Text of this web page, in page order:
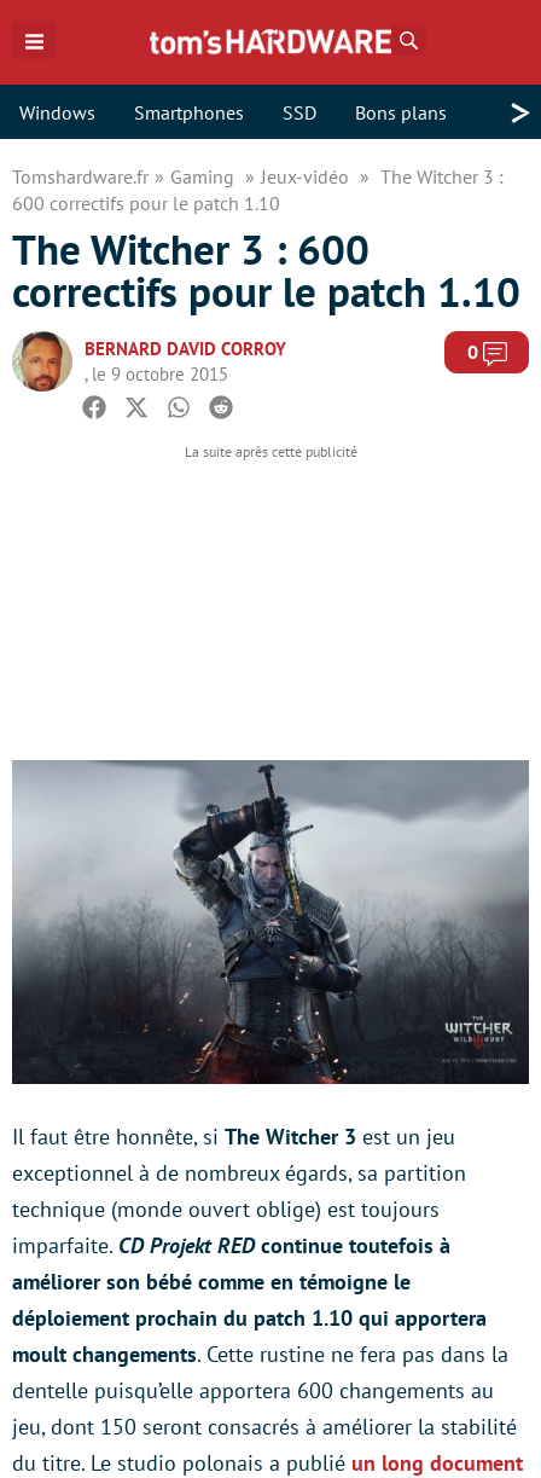
Windows Smartphones SSD Bons plans >
Tomshardware.fr Gaming Jeux-vidéo
The Witcher 3 :
600 correctifs pour le patch 1.10
The Witcher 3 : 600
correctifs pour le patch 1.10
BERNARD DAVID CORROY
, le 9 octobre 2015
0
Facebook
TwitterWhatsapp
Reddit
Il faut être honnête, si The Witcher 3 est un jeu
exceptionnel à de nombreux égards, sa partition
technique (monde ouvert oblige) est toujours
imparfaite. CD Projekt REDcontinue toutefois à
améliorer son bébé comme en témoigne le
déploiement prochain du patch 1.10 qui apportera
moult changements. Cette rustine ne fera pas dans la
dentelle puisqu’elle apportera 600 changements au
jeu, dont 150 seront consacrés à améliorer la stabilité
du titre. Le studio polonais a publié un long document